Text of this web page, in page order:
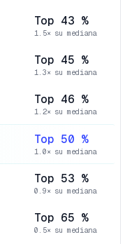
Top 43 %
1.5× su mediana
Top 45 %
1.3× su mediana
Top 46 %
1.2× su mediana
Top 50 %
1.0× su mediana
Top 53 %
0.9× su mediana
Top 65 %
0.5× su mediana